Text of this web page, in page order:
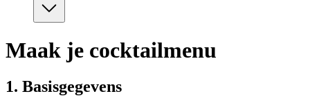
Maak je cocktailmenu
1. Basisgegevens